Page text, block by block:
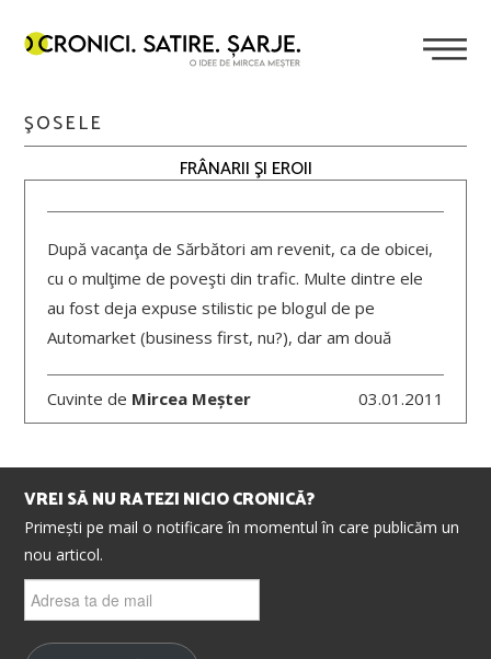
ŞOSELE
FRÂNARII ŞI EROII
După vacanţa de Sărbători am revenit, ca de obicei,
cu o mulţime de poveşti din trafic. Multe dintre ele
au fost deja expuse stilistic pe blogul de pe
Automarket (business first, nu?), dar am două
Cuvinte de Mircea Meșter 03.01.2011
VREI SĂ NU RATEZI NICIO CRONICĂ?
Primești pe mail o notificare în momentul în care publicăm un
nou articol.
ta
mail